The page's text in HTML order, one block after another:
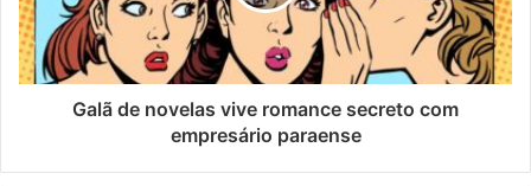
Galã de novelas vive romance secreto com
empresário paraense